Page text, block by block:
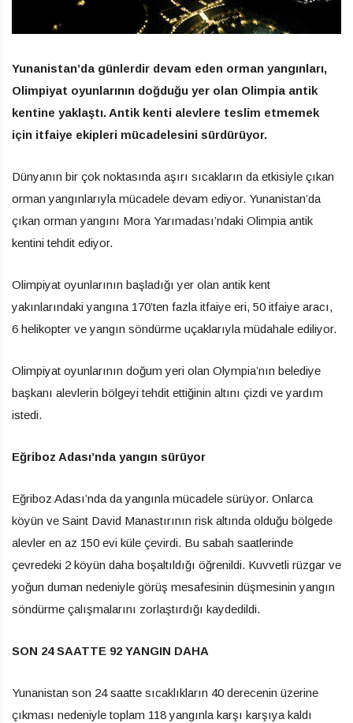
Yunanistan’da günlerdir devam eden orman yangınları,
Olimpiyat oyunlarının doğduğu yer olan Olimpia antik
kentine yaklaştı. Antik kenti alevlere teslim etmemek
için itfaiye ekipleri mücadelesini sürdürüyor.
Dünyanın bir çok noktasında aşırı sıcakların da etkisiyle çıkan
orman yangınlarıyla mücadele devam ediyor. Yunanistan’da
çıkan orman yangını Mora Yarımadası’ndaki Olimpia antik
kentini tehdit ediyor.
Olimpiyat oyunlarının başladığı yer olan antik kent
yakınlarındaki yangına 170’ten fazla itfaiye eri, 50 itfaiye aracı,
6 helikopter ve yangın söndürme uçaklarıyla müdahale ediliyor.
Olimpiyat oyunlarının doğum yeri olan Olympia’nın belediye
başkanı alevlerin bölgeyi tehdit ettiğinin altını çizdi ve yardım
istedi.
Eğriboz Adası’nda yangın sürüyor
Eğriboz Adası’nda da yangınla mücadele sürüyor. Onlarca
köyün ve Saint David Manastırının risk altında olduğu bölgede
alevler en az 150 evi küle çevirdi. Bu sabah saatlerinde
çevredeki 2 köyün daha boşaltıldığı öğrenildi. Kuvvetli rüzgar ve
yoğun duman nedeniyle görüş mesafesinin düşmesinin yangın
söndürme çalışmalarını zorlaştırdığı kaydedildi.
SON 24 SAATTE 92 YANGIN DAHA
Yunanistan son 24 saatte sıcaklıkların 40 derecenin üzerine
çıkması nedeniyle toplam 118 yangınla karşı karşıya kaldı